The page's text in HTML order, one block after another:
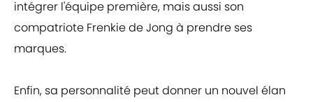
intégrer l'équipe première, mais aussi son
compatriote Frenkie de Jong à prendre ses
marques.
Enfin, sa personnalité peut donner un nouvel élan